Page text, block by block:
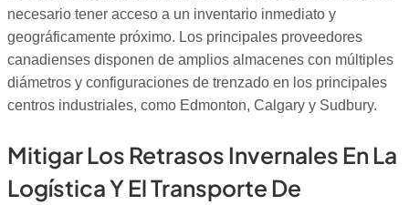
necesario tener acceso a un inventario inmediato y
geográficamente próximo. Los principales proveedores
canadienses disponen de amplios almacenes con múltiples
diámetros y configuraciones de trenzado en los principales
centros industriales, como Edmonton, Calgary y Sudbury.
Mitigar Los Retrasos Invernales En La
Logística Y El Transporte De